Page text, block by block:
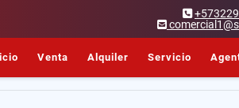
Venta Alquiler Servicio